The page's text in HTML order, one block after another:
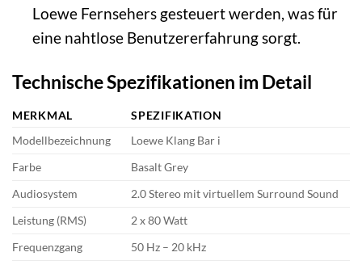
Loewe Fernsehers gesteuert werden, was für
eine nahtlose Benutzererfahrung sorgt.
Technische Spezifikationen im Detail
MERKMAL
SPEZIFIKATION
Modellbezeichnung
Loewe Klang Bar i
Farbe
Basalt Grey
Audiosystem
2.0 Stereo mit virtuellem Surround Sound
Leistung (RMS)
2 x 80 Watt
Frequenzgang
50 Hz – 20 kHz